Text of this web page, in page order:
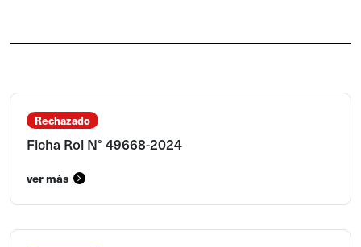
Rechazado
Ficha Rol N° 49668-2024
ver más